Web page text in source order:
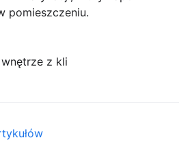
pomieszczeniu.
z kli